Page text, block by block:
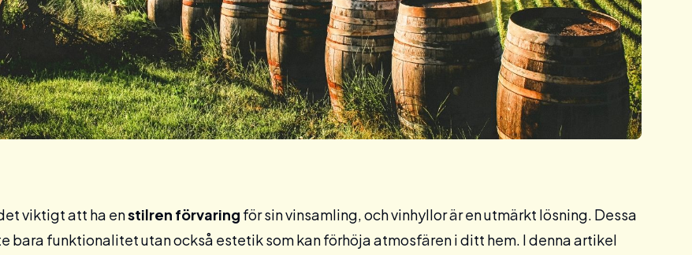
viktigt att ha enstilren förvaring för sin vinsamling, och vinhyllor är en utmärkt lösning. Dessa
bara funktionalitet utan också estetik som kan förhöja atmosfären i ditt hem. I denna artikel